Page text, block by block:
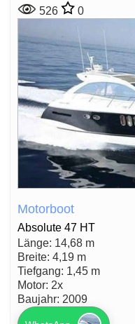
526 0
Motorboot
Absolute 47 HT
Länge: 14,68 m
Breite: 4,19 m
Tiefgang: 1,45 m
Motor: 2x
Baujahr: 2009